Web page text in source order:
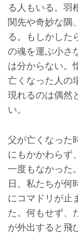
る人もいる。羽
関先や奇妙な隅
る。もしかした
の魂を運ぶ小さ
は分からない。
亡くなった人の
現れるのは偶然
い。
父が亡くなった
にもかかわらず
一度もなかった
日、私たちが何
にコマドリが止
た。何もせず、
が外出すると飛